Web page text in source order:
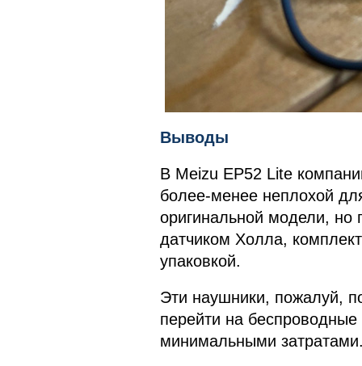
Выводы
В Meizu EP52 Lite
более-менее неплохой
оригинальной модели, но
датчиком Холла,
упаковкой.
Эти наушники, пожалуй,
перейти на
минимальными